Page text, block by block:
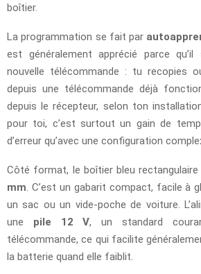
boîtier.
La programmation se fait par
est généralement apprécié parce qu’il
nouvelle télécommande : tu recopies
depuis une télécommande déjà
depuis le récepteur, selon ton
pour toi, c’est surtout un gain de
d’erreur qu’avec une configuration
Côté format, le boîtier bleu rectangulaire
mm . C’est un gabarit compact, facile à
un sac ou un vide-poche de voiture.
une pile 12 V, un standard
télécommande, ce qui facilite
la batterie quand elle faiblit.